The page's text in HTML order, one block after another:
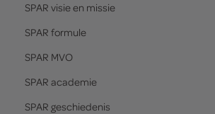
SPAR visie en missie
SPAR formule
SPAR MVO
SPAR academie
SPAR geschiedenis